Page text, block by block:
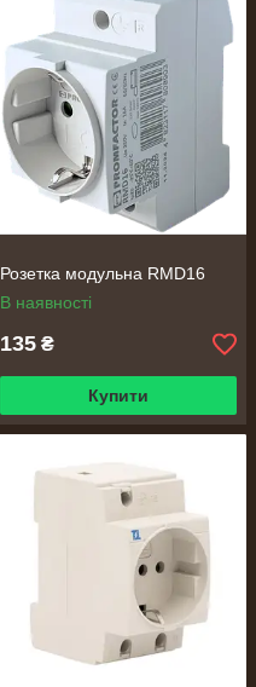
Розетка модульна RMD16
В наявності
135 ₴
Купити